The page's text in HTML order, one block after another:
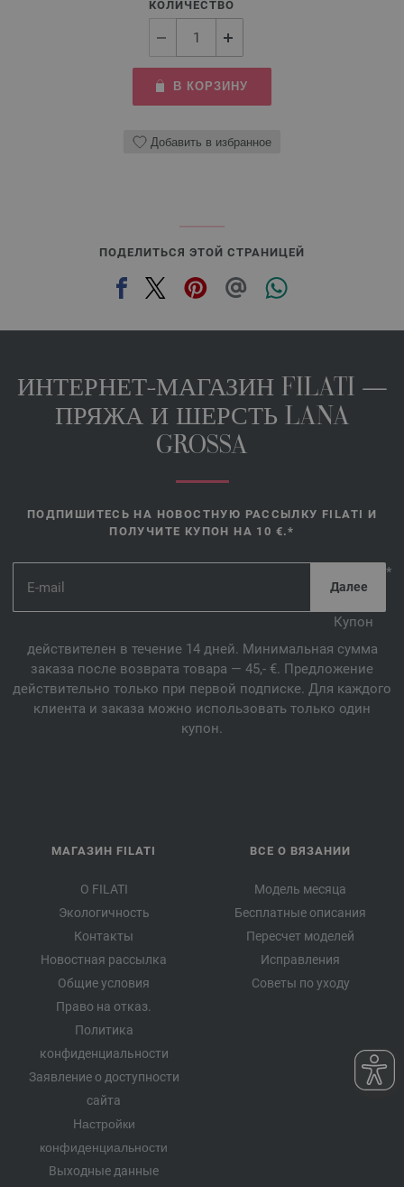
КОЛИЧЕСТВО
В КОРЗИНУ
Добавить в избранное
ПОДЕЛИТЬСЯ ЭТОЙ СТРАНИЦЕЙ
ИНТЕРНЕТ-МАГАЗИН FILATI —
ПРЯЖА И ШЕРСТЬ LANA
GROSSA
ПОДПИШИТЕСЬ НА НОВОСТНУЮ РАССЫЛКУ FILATI И
ПОЛУЧИТЕ КУПОН НА 10 €.*
*
Купон
действителен в течение 14 дней. Минимальная сумма
заказа после возврата товара — 45,- €. Предложение
действительно только при первой подписке. Для каждого
клиента и заказа можно использовать только один
купон.
МАГАЗИН FILATI
О FILATI
Экологичность
Контакты
Новостная рассылка
Общие условия
Право на отказ.
Политика
конфиденциальности
Заявление о доступности
сайта
Настройки
конфиденциальности
Выходные данные
ВСЕ О ВЯЗАНИИ
Модель месяца
Бесплатные описания
Пересчет моделей
Исправления
Советы по уходу